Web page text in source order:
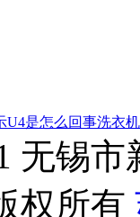
U4是怎么回事洗衣
无锡
权所有